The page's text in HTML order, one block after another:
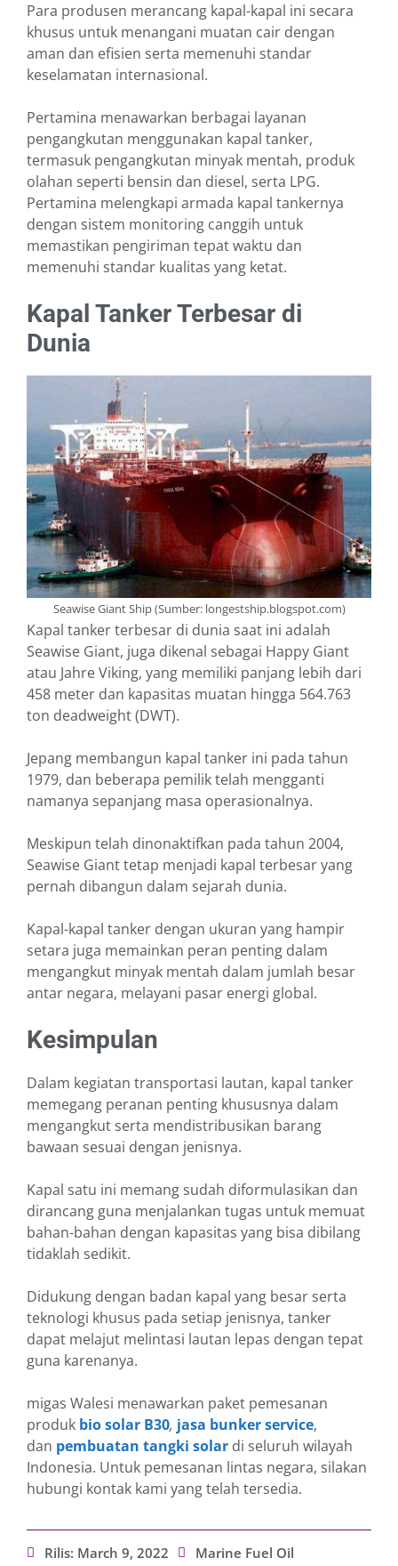
Para produsen merancang kapal-kapal ini secara
khusus untuk menangani muatan cair dengan
aman dan efisien serta memenuhi standar
keselamatan internasional.
Pertamina menawarkan berbagai layanan
pengangkutan menggunakan kapal tanker,
termasuk pengangkutan minyak mentah, produk
olahan seperti bensin dan diesel, serta LPG.
Pertamina melengkapi armada kapal tankernya
dengan sistem monitoring canggih untuk
memastikan pengiriman tepat waktu dan
memenuhi standar kualitas yang ketat.
Kapal Tanker Terbesar di
Dunia
Seawise Giant Ship (Sumber: longestship.blogspot.com)
Kapal tanker terbesar di dunia saat ini adalah
Seawise Giant, juga dikenal sebagai Happy Giant
atau Jahre Viking, yang memiliki panjang lebih dari
458 meter dan kapasitas muatan hingga 564.763
ton deadweight (DWT).
Jepang membangun kapal tanker ini pada tahun
1979, dan beberapa pemilik telah mengganti
namanya sepanjang masa operasionalnya.
Meskipun telah dinonaktifkan pada tahun 2004,
Seawise Giant tetap menjadi kapal terbesar yang
pernah dibangun dalam sejarah dunia.
Kapal-kapal tanker dengan ukuran yang hampir
setara juga memainkan peran penting dalam
mengangkut minyak mentah dalam jumlah besar
antar negara, melayani pasar energi global.
Kesimpulan
Dalam kegiatan transportasi lautan, kapal tanker
memegang peranan penting khususnya dalam
mengangkut serta mendistribusikan barang
bawaan sesuai dengan jenisnya.
Kapal satu ini memang sudah diformulasikan dan
dirancang guna menjalankan tugas untuk memuat
bahan-bahan dengan kapasitas yang bisa dibilang
tidaklah sedikit.
Didukung dengan badan kapal yang besar serta
teknologi khusus pada setiap jenisnya, tanker
dapat melajut melintasi lautan lepas dengan tepat
guna karenanya.
migas Walesi menawarkan paket pemesanan
produk bio solar B30, jasa bunker service,
dan pembuatan tangki solar di seluruh wilayah
Indonesia. Untuk pemesanan lintas negara, silakan
hubungi kontak kami yang telah tersedia.
Rilis: March 9, 2022 Marine Fuel Oil